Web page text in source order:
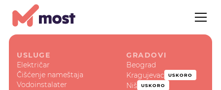
USLUGE
Električar
Čišćenje nameštaja
Vodoinstalater
GRADOVI
Beograd
Kragujevac
USKORO
Niš USKORO